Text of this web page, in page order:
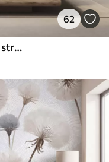
62
Textúrovaná vintage krajina so stromom v blízkosti rieky a zamračenou oblohou, prírodné umenie v sépiových tónoch